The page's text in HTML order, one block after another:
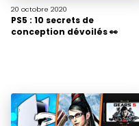
20 octobre 2020
PS5 : 10 secrets de
conception dévoilés 👀